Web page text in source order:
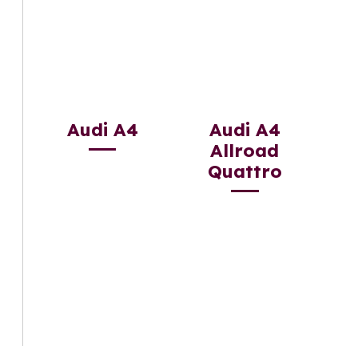
Audi A4
Audi A4
Allroad
Quattro